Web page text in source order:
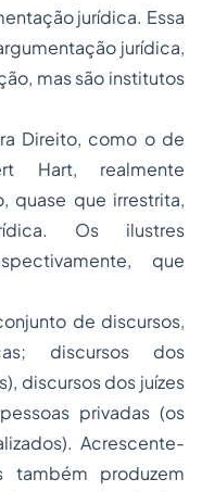
jurídica. Essa
jurídica,
mas são institutos
Direito, como o de
Hart, realmente
quase que irrestrita,
Os ilustres
que
de discursos,
discursos dos
discursos dos juízes
privadas (os
Acrescente-
também produzem